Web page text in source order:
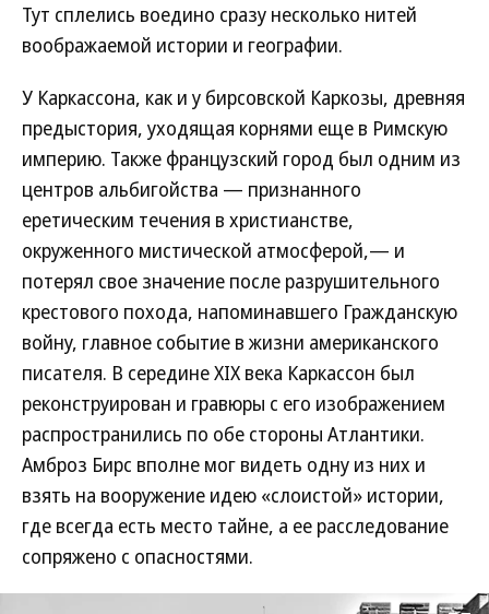
Тут сплелись воедино сразу несколько нитей
воображаемой истории и географии.
У Каркассона, как и у бирсовской Каркозы, древняя
предыстория, уходящая корнями еще в Римскую
империю. Также французский город был одним из
центров альбигойства — признанного
еретическим течения в христианстве,
окруженного мистической атмосферой,— и
потерял свое значение после разрушительного
крестового похода, напоминавшего Гражданскую
войну, главное событие в жизни американского
писателя. В середине XIX века Каркассон был
реконструирован и гравюры с его изображением
распространились по обе стороны Атлантики.
Амброз Бирс вполне мог видеть одну из них и
взять на вооружение идею «слоистой» истории,
где всегда есть место тайне, а ее расследование
сопряжено с опасностями.